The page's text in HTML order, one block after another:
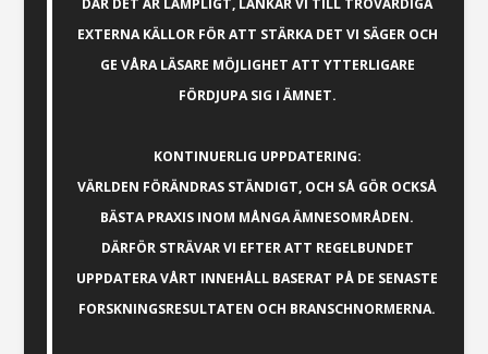
DÄR DET ÄR LÄMPLIGT, LÄNKAR VI TILL TROVÄRDIGA
EXTERNA KÄLLOR FÖR ATT STÄRKA DET VI SÄGER OCH
GE VÅRA LÄSARE MÖJLIGHET ATT YTTERLIGARE
FÖRDJUPA SIG I ÄMNET.
KONTINUERLIG UPPDATERING:
VÄRLDEN FÖRÄNDRAS STÄNDIGT, OCH SÅ GÖR OCKSÅ
BÄSTA PRAXIS INOM MÅNGA ÄMNESOMRÅDEN.
DÄRFÖR STRÄVAR VI EFTER ATT REGELBUNDET
UPPDATERA VÅRT INNEHÅLL BASERAT PÅ DE SENASTE
FORSKNINGSRESULTATEN OCH BRANSCHNORMERNA.